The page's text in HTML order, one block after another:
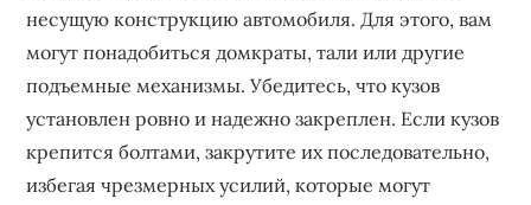
несущую конструкцию автомобиля. Для этого, вам
могут понадобиться домкраты, тали или другие
подъемные механизмы. Убедитесь, что кузов
установлен ровно и надежно закреплен. Если кузов
крепится болтами, закрутите их последовательно,
избегая чрезмерных усилий, которые могут